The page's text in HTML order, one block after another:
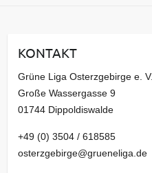
v
KONTAKT
Grüne Liga Osterzgebirge e. V.
Große Wassergasse 9
01744 Dippoldiswalde
+49 (0) 3504 / 618585
osterzgebirge@grueneliga.de